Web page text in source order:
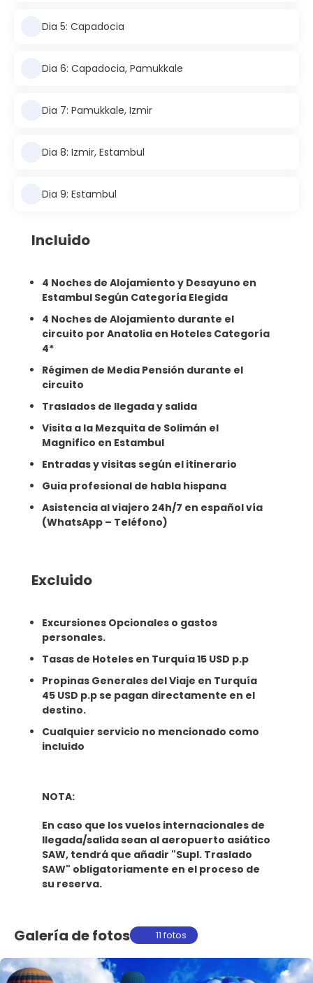
Dia 5: Capadocia
Dia 6: Capadocia, Pamukkale
Dia 7: Pamukkale, Izmir
Dia 8: Izmir, Estambul
Dia 9: Estambul
Incluido
4 Noches de Alojamiento y Desayuno en
Estambul Según Categoría Elegida
4 Noches de Alojamiento durante el
circuito por Anatolia en Hoteles Categoría
4*
Régimen de Media Pensión durante el
circuito
Traslados de llegada y salida
Visita a la Mezquita de Solimán el
Magnifico en Estambul
Entradas y visitas según el itinerario
Guia profesional de habla hispana
Asistencia al viajero 24h/7 en español vía
(WhatsApp – Teléfono)
Excluido
Excursiones Opcionales o gastos
personales.
Tasas de Hoteles en Turquía 15 USD p.p
Propinas Generales del Viaje en Turquía
45 USD p.p se pagan directamente en el
destino.
Cualquier servicio no mencionado como
incluido
NOTA:
En caso que los vuelos internacionales de
llegada/salida sean al aeropuerto asiático
SAW, tendrá que añadir "Supl. Traslado
SAW" obligatoriamente en el proceso de
su reserva.
Galería de fotos 11 fotos